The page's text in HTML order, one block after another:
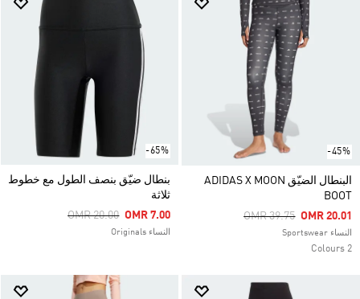
-45%
البنطال الضيّق ADIDAS X MOON
BOOT
Price Reduced From
OMR 39.75ToOMR 20.01
النساء Sportswear
2 Colours
-65%
بنطال ضيّق بنصف الطول مع خطوط
ثلاثة
Price Reduced From
OMR 20.00ToOMR 7.00
النساء Originals